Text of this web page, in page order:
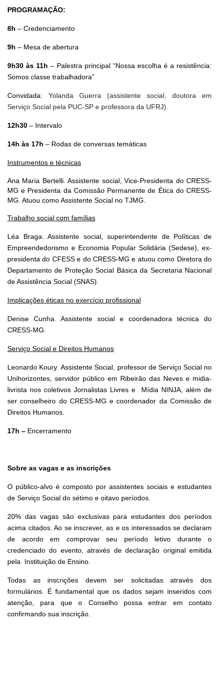
PROGRAMAÇÃO:
8h – Credenciamento
9h – Mesa de abertura
9h30 às 11h – Palestra principal “Nossa escolha é a resistência:
Somos classe trabalhadora”
Convidada: Yolanda Guerra (assistente social, doutora em
Serviço Social pela PUC-SP e professora da UFRJ).
12h30 – Intervalo
14h às 17h – Rodas de conversas temáticas
Instrumentos e técnicas
Ana Maria Bertelli. Assistente social, Vice-Presidenta do CRESS-
MG e Presidenta da Comissão Permanente de Ética do CRESS-
MG. Atuou como Assistente Social no TJMG.
Trabalho social com famílias
Léa Braga. Assistente social, superintendente de Políticas de
Empreendedorismo e Economia Popular Solidária (Sedese), ex-
presidenta do CFESS e do CRESS-MG e atuou como Diretora do
Departamento de Proteção Social Básica da Secretaria Nacional
de Assistência Social (SNAS).
Implicações éticas no exercício profissional
Denise Cunha. Assistente social e coordenadora técnica do
CRESS-MG.
Serviço Social e Direitos Humanos
Leonardo Koury. Assistente Social, professor de Serviço Social no
Unihorizontes, servidor público em Ribeirão das Neves e midia-
livrista nos coletivos Jornalistas Livres e Mídia NINJA, além de
ser conselheiro do CRESS-MG e coordenador da Comissão de
Direitos Humanos.
17h – Encerramento
Sobre as vagas e as inscrições
O público-alvo é composto por assistentes sociais e estudantes
de Serviço Social do sétimo e oitavo períodos.
20% das vagas são exclusivas para estudantes dos períodos
acima citados. Ao se inscrever, as e os interessados se declaram
de acordo em comprovar seu período letivo durante o
credenciado do evento, através de declaração original emitida
pela Instituição de Ensino.
Todas as inscrições devem ser solicitadas através dos
formulários. É fundamental que os dados sejam inseridos com
atenção, para que o Conselho possa entrar em contato
confirmando sua inscrição.